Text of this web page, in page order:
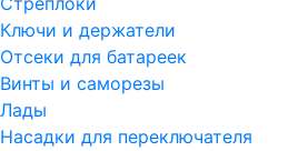
Ключи и держатели
Отсеки для батареек
Винты и саморезы
Лады
Насадки для переключателя